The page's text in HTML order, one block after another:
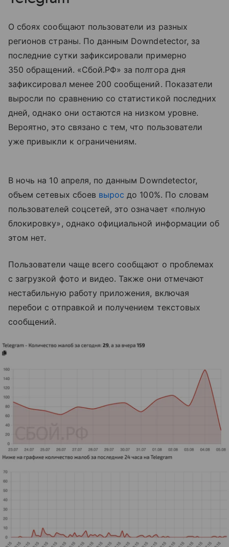
О сбоях сообщают пользователи из разных
регионов страны. По данным Downdetector, за
последние сутки зафиксировали примерно
350 обращений. «Сбой.РФ» за полтора дня
зафиксировал менее 200 сообщений. Показатели
выросли по сравнению со статистикой последних
дней, однако они остаются на низком уровне.
Вероятно, это связано с тем, что пользователи
уже привыкли к ограничениям.
В ночь на 10 апреля, по данным Downdetector,
объем сетевых сбоев вырос до 100%. По словам
пользователей соцсетей, это означает «полную
блокировку», однако официальной информации об
этом нет.
Пользователи чаще всего сообщают о проблемах
с загрузкой фото и видео. Также они отмечают
нестабильную работу приложения, включая
перебои с отправкой и получением текстовых
сообщений.